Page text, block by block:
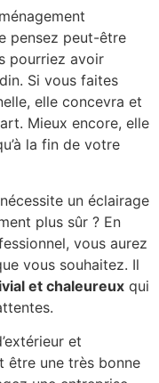
pensez peut-être
pourriez avoir
Si vous faites
elle concevra et
Mieux encore, elle
la fin de votre
un éclairage
plus sûr ? En
vous aurez
vous souhaitez. Il
et chaleureux qui
et
être une très bonne